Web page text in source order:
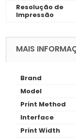
Resolução de
Impressão
MAIS
Brand
Model
Print Method
Interface
Print Width